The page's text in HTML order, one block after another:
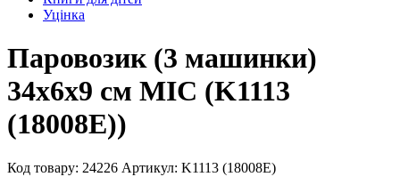
Уцінка
Паровозик (3 машинки)
34х6х9 см MIC (K1113
(18008E))
Код товару: 24226 Артикул: K1113 (18008E)